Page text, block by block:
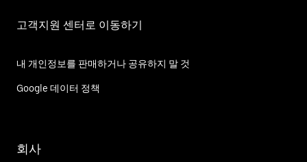
고객지원 센터로 이동하기
내 개인정보를 판매하거나 공유하지 말 것
Google 데이터 정책
회사